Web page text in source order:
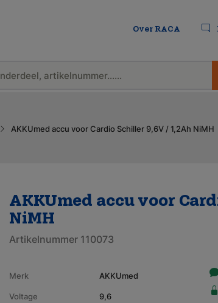
Over RACA
AKKUmed accu voor Cardio Schiller 9,6V / 1,2Ah NiMH
AKKUmed accu voor
NiMH
Artikelnummer 110073
Merk AKKUmed
Voltage 9,6